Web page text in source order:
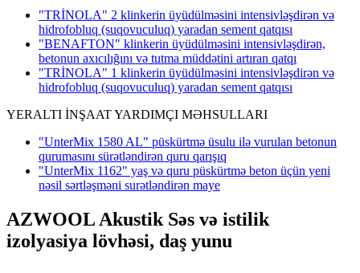
"TRİNOLA" 2 klinkerin üyüdülməsini intensivləşdirən və
hidrofobluq (suqovuculuq) yaradan sement qatqısı
"BENAFTON" klinkerin üyüdülməsini intensivləşdirən,
betonun axıcılığını və tutma müddətini artıran qatqı
"TRİNOLA" 1 klinkerin üyüdülməsini intensivləşdirən və
hidrofobluq (suqovuculuq) yaradan sement qatqısı
YERALTI İNŞAAT YARDIMÇI MƏHSULLARI
"UnterMix 1580 AL" püskürtmə üsulu ilə vurulan betonun
qurumasını sürətləndirən quru qarışıq
"UnterMix 1162" yaş və quru püskürtmə beton üçün yeni
nəsil sərtləşməni surətləndirən maye
AZWOOL Akustik Səs və istilik
izolyasiya lövhəsi, daş yunu